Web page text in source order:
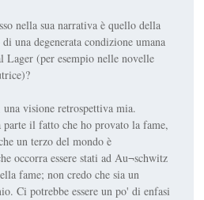
nella sua narrativa è quello della
una degenerata condizione umana
Lager (per esempio nelle novelle
visione retrospettiva mia.
parte il fatto che ho provato la fame,
un terzo del mondo è
occorra essere stati ad Au¬schwitz
fame; non credo che sia un
Ci potrebbe essere un po' di enfasi